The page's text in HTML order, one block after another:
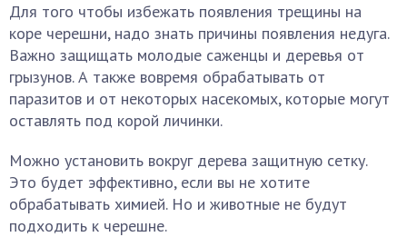
Для того чтобы избежать появления трещины на
коре черешни, надо знать причины появления недуга.
Важно защищать молодые саженцы и деревья от
грызунов. А также вовремя обрабатывать от
паразитов и от некоторых насекомых, которые могут
оставлять под корой личинки.
Можно установить вокруг дерева защитную сетку.
Это будет эффективно, если вы не хотите
обрабатывать химией. Но и животные не будут
подходить к черешне.